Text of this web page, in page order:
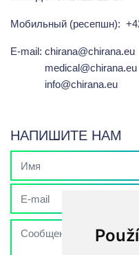
Мобильный (ресепшн):
E-mail: chirana@chirana.eu
medical@chirana.eu
info@chirana.eu
НАПИШИТЕ НАМ